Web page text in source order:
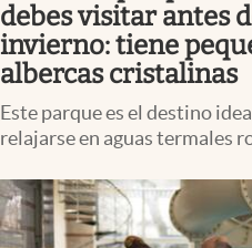
Pc y celular
Vida y estilo
Clima
Espiritualidad
Mediakit
debes visitar antes
invierno: tiene
albercas cristalinas
Este parque es el destino
relajarse en aguas termales